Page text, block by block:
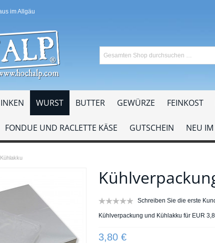
im Allgäu
WURST BUTTER GEWÜRZE FEINKOST
FONDUE UND RACLETTE KÄSE GUTSCHEIN NEU
Schreiben Sie die erste
Kühlverpackung und Kühlakku für EUR
3,80 €